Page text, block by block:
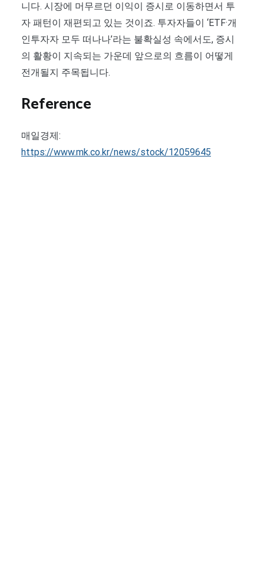
니다. 시장에 머무르던 이익이 증시로 이동하면서 투
자 패턴이 재편되고 있는 것이죠. 투자자들이 ‘ETF·개
인투자자 모두 떠나나’라는 불확실성 속에서도, 증시
의 활황이 지속되는 가운데 앞으로의 흐름이 어떻게
전개될지 주목됩니다.
Reference
매일경제:
https://www.mk.co.kr/news/stock/12059645